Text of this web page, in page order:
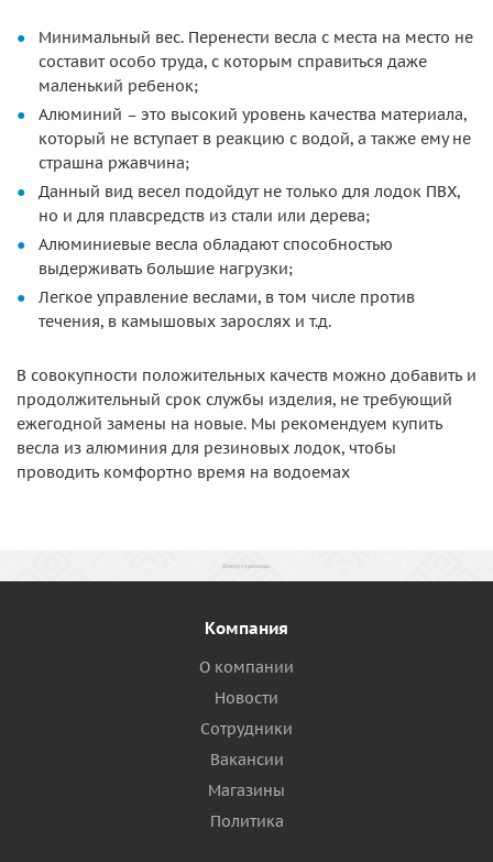
Минимальный вес. Перенести весла с места на место не
составит особо труда, с которым справиться даже
маленький ребенок;
Алюминий – это высокий уровень качества материала,
который не вступает в реакцию с водой, а также ему не
страшна ржавчина;
Данный вид весел подойдут не только для лодок ПВХ,
но и для плавсредств из стали или дерева;
Алюминиевые весла обладают способностью
выдерживать большие нагрузки;
Легкое управление веслами, в том числе против
течения, в камышовых зарослях и т.д.
В совокупности положительных качеств можно добавить и
продолжительный срок службы изделия, не требующий
ежегодной замены на новые. Мы рекомендуем купить
весла из алюминия для резиновых лодок, чтобы
проводить комфортно время на водоемах
Компания
О компании
Новости
Сотрудники
Вакансии
Магазины
Политика